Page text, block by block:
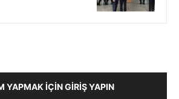
YAPMAK İÇIN GIRIŞ YAPIN